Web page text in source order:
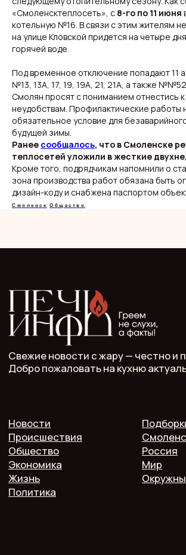
«Смоленсктеплосеть», с 8-го по 11 июня
котельную №16. В связи с этим жителям
на улице Кловской придется на четыре
горячей воде.
Под временное отключение попадают 11
№13, 13А, 17, 19, 19А, 21, 21А, а также
Смолян просят с пониманием отнестись
неудобствам. Профилактические работы
обязательное условие для
будущей зимы.
Ранее сообщалось, что в Смоленске
теплосетей уложили в жесткие
Кроме того, подрядчикам напомнили о
зона производства работ обязана быть
дизайн-коду и снабжена паспортом
Смоленск Общество
Свежие новости с жару — честно и по делу!
Добро пожаловать на кухню актуальных новостей!
Новости
Происшествия
Общество
Экономика
Жизнь
Политика
Подборки
Смоленск
Россия
Мир
Окружные вести
Видеоблог
Эксклюзивы
ООО "Мелодия". Публикация материалов сайта
разрешена с письменного разрешения редакции
и указания прямой гиперссылки.
СМИ Печь.Инфо зарегистрировано
в Роскомнадзоре.
Телефон: 7 952 536 3336
Почта: redaktor.pech.info@yandex.ru
214000 Смоленская область, г. Смоленск, проспект
Гагарина 10/2, оф. 507
16+. Мнение редакции может не совпадать
с мнением авторов.
Публичная оферта